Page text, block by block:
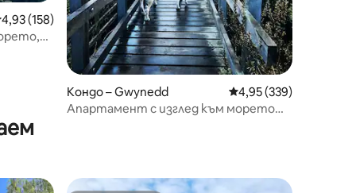
оценка: 4,93 от 5, 158 отзива
4,93 (158)
Кондо – Gwynedd Средна оценка: 4,95
4,95 (339)
Апартамент с изглед към морето